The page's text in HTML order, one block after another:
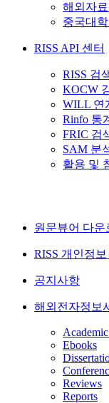
해외자
중국대
RISS API 센터
RISS 검
KOCW
WILL 연
Rinfo 통
FRIC 검
SAM 분
활용 및
원문뷰어 다운
RISS 개인정보
공지사항
해외전자정보
Ebooks
Reviews
Reports